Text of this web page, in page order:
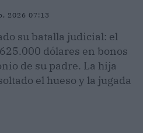
2026 07:13
su batalla judicial: el
dólares en bonos
de su padre. La hija
el hueso y la jugada